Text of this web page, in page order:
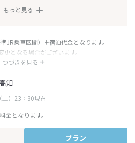
もっと見る
つづきを見る
JR乗車区間）＋宿泊代金となります。
となる場合がございます。
ラン内容は一定時間ごとに更新されます。最
知
土）23：30現在
金となります。
プラン